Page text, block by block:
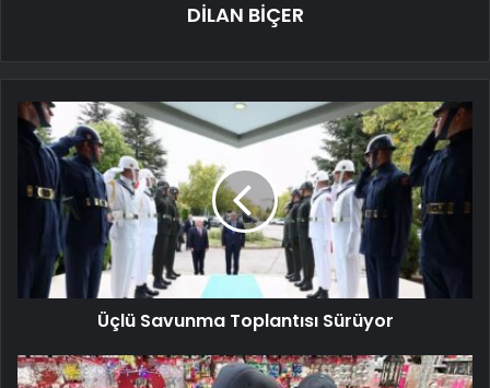
DİLAN BİÇER
Üçlü Savunma Toplantısı Sürüyor